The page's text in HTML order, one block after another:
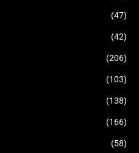
(47)
(42)
(206)
(103)
(138)
(166)
(58)